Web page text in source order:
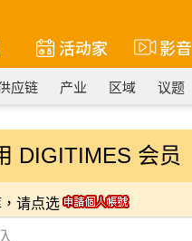
活动家 影音
应链 产业 区域 议题
DIGITIMES 会员
请点选